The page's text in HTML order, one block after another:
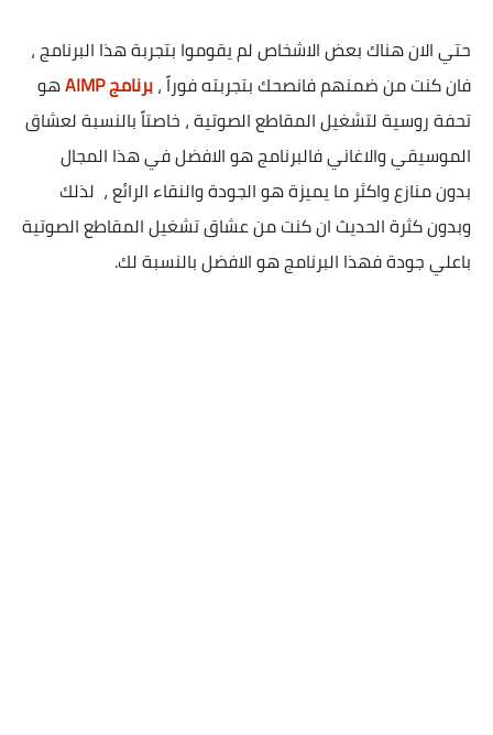
حتي الان هناك بعض الاشخاص لم يقوموا بتجربة هذا البرنامج ،
فان كنت من ضمنهم فانصحك بتجربته فوراً ،برنامج AIMP
هو
تحفة روسية لتشغيل المقاطع الصوتية ، خاصتاً بالنسبة لعشاق
الموسيقي والاغاني فالبرنامج هو الافضل في هذا المجال
بدون منازع واكثر ما يميزة هو الجودة والنقاء الرائع ، لذلك
وبدون كثرة الحديث ان كنت من عشاق تشغيل المقاطع الصوتية
باعلي جودة فهذا البرنامج هو الافضل بالنسبة لك.